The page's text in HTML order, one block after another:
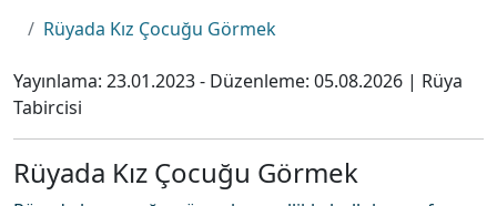
Rüyada Kız Çocuğu Görmek
Yayınlama: 23.01.2023- Düzenleme: 05.08.2026 | Rüya
Tabircisi
Rüyada Kız Çocuğu Görmek